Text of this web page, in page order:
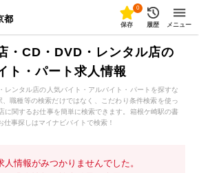
都
0
保存 履歴 メニュー
・CD・DVD・レンタル店の
ト・パート求人情報
レンタル店の人気バイト・アルバイト・パートを探すな
、職種等の検索だけではなく、こだわり条件検索を使っ
に関するお仕事を簡単に検索できます。箱根ケ崎駅の書
仕事探しはマイナビバイトで検索！
情報がみつかりませんでした。